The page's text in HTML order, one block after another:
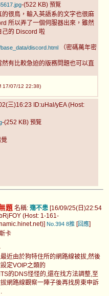
-(522 KB) 預覽
很鳥，輸入英語系的文字也很麻
所以弄了一個伺服器出來，雖然
己的 Discord 啦
discord.html （密碼萬年密
有比較急迫的版務問題也可以直
17/07/12 22:38)
三)16:23 ID:uHal/yEA (Host:
-(252 KB) 預覽
題 名稱: 殤不患 [16/09/25(日)22:54
(Host: 1-161-
No.394 8推 [回應]
卡
近由於狗特住所的網路線被拔,然後
定VOIP之類的
TS的DNS怪怪的,還在找方法調整,至
網路線觀察一陣子後再找房東申訴